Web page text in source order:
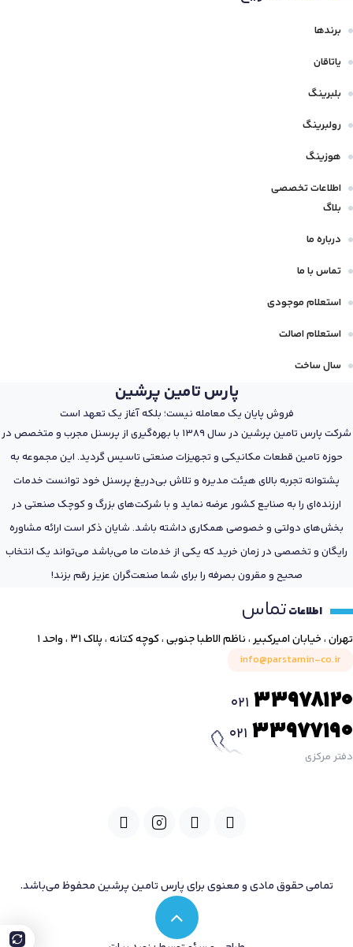
برندها
یاتاقان
بلبرینگ
رولبرینگ
هوزینگ
اطلاعات تخصصی
بلاگ
درباره ما
تماس با ما
استعلام موجودی
استعلام اصالت
سال ساخت
پارس تامین پرشین
فروش پایان یک معامله نیست؛ بلکه آغاز یک تعهد است
شرکت پارس تامین پرشین در سال 1389 با بهره‌گیری از پرسنل مجرب و متخصص در
حوزه تامین قطعات مکانیکی و تجهیزات صنعتی تاسیس گردید. این مجموعه به
پشتوانه تجربه بالای هیئت مدیره و تلاش بی‌دریغ پرسنل خود توانست خدمات
ارزنده‌ای را به صنایع کشور عرضه نماید و با شرکت‌های بزرگ و کوچک صنعتی در
بخش‌های دولتی و خصوصی همکاری داشته باشد. شایان ذکر است ارائه مشاوره
رایگان و تخصصی در زمان خرید که یکی از خدمات ما می‌باشد می‌تواند یک انتخاب
صحیح و مقرون بصرفه را برای شما صنعت‌گران عزیز رقم بزند!
اطلاعاتتماس
تهران ، خیابان امیرکبیر ، ناظم الاطبا جنوبی ، کوچه کتانه ، پلاک ۳۱ ، واحد ۱
info@parstamin-co.ir
021 33978120
021 33977190
دفتر مرکزی
تمامی حقوق مادی و معنوی برای پارس تامین پرشین محفوظ می‌باشد.